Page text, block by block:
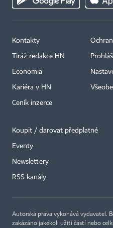
Kontakty
Tiráž redakce HN
Economia
Kariéra v HN
Ceník inzerce
Koupit / darovat předplatné
Eventy
Newslettery
RSS kanály
Autorská práva vykonává vydavatel.
zakázáno jakékoli užití částí nebo